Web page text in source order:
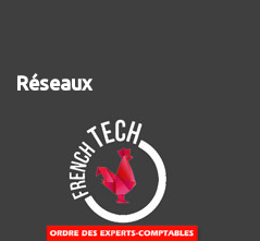
Réseaux